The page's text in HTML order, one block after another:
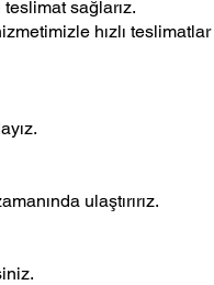
sağlarız.
hızlı teslimatlar
ulaştırırız.